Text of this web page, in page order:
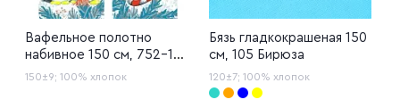
Вафельное полотно
набивное 150 см, 752-1
Зимние игрушки
150±9; 100% хлопок
Бязь гладкокрашеная 150
см, 105 Бирюза
120±7; 100% хлопок